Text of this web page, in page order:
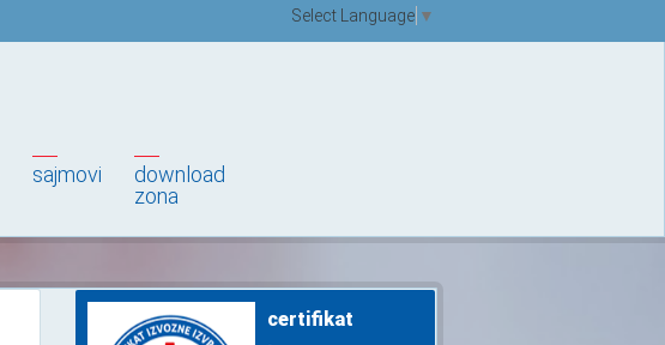
Select Language ▼
sajmovi
download
zona
certifikat